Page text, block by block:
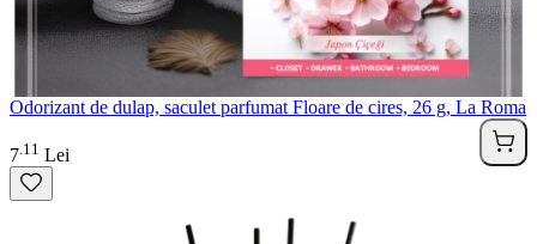
Odorizant de dulap, saculet parfumat Floare de cires, 26 g, La Roma
7 11 Lei